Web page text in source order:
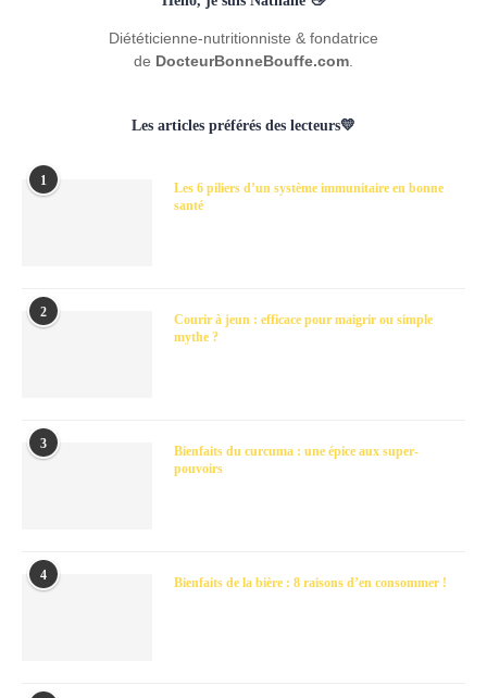
Diététicienne-nutritionniste & fondatrice
de DocteurBonneBouffe.com
Les articles préférés des lecteurs💛
1
Les 6 piliers d’un système immunitaire en bonne
santé
2
Courir à jeun : efficace pour maigrir ou simple
mythe ?
3
Bienfaits du curcuma : une épice aux super-
pouvoirs
4 Bienfaits de la bière : 8 raisons d’en consommer !